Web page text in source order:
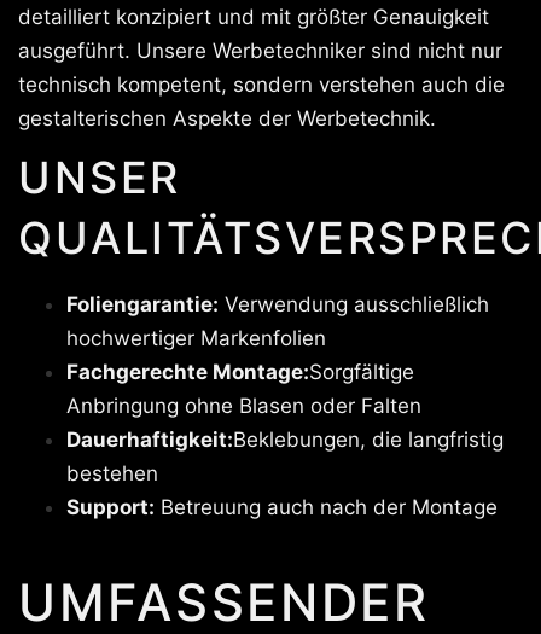
detailliert konzipiert und mit größter Genauigkeit
ausgeführt. Unsere Werbetechniker sind nicht nur
technisch kompetent, sondern verstehen auch die
gestalterischen Aspekte der Werbetechnik.
UNSER
Foliengarantie: Verwendung ausschließlich
hochwertiger Markenfolien
Fachgerechte Montage:Sorgfältige
Anbringung ohne Blasen oder Falten
Dauerhaftigkeit:Beklebungen, die langfristig
bestehen
Support: Betreuung auch nach der Montage
UMFASSENDER